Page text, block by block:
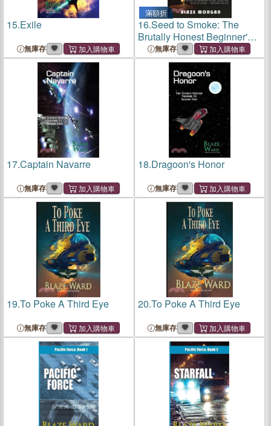
15.Exile
無庫存
滿額折
16.Seed to Smoke: The
Brutally Honest Beginner's
Guide to Growing Sticky,
High-THC Buds at Home -
Indoors or Out
無庫存
17.Captain Navarre
無庫存
18.Dragoon's Honor
無庫存
19.To Poke A Third Eye
無庫存
20.To Poke A Third Eye
無庫存